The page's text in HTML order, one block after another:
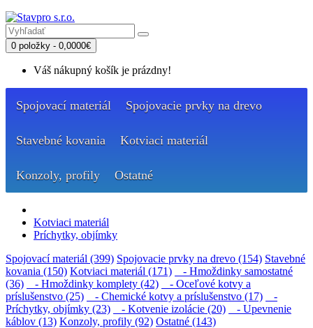
0 položky - 0,0000€
Váš nákupný košík je prázdny!
Spojovací materiál Spojovacie prvky na drevo
Stavebné kovania Kotviaci materiál
Konzoly, profily Ostatné
Kotviaci materiál
Príchytky, objímky
Spojovací materiál (399) Spojovacie prvky na drevo (154) Stavebné
kovania (150) Kotviaci materiál (171)
- Hmoždinky samostatné
(36)
- Hmoždinky komplety (42)
- Oceľové kotvy a
príslušenstvo (25)
- Chemické kotvy a príslušenstvo (17)
-
Príchytky, objímky (23)
- Kotvenie izolácie (20)
- Upevnenie
káblov (13) Konzoly, profily (92) Ostatné (143)